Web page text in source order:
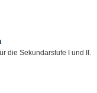
die Sekundarstufe I und II.